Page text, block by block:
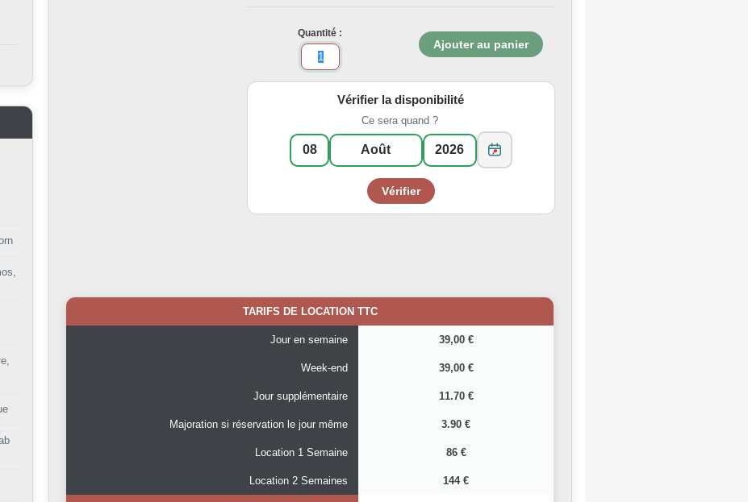
Quantité :
Vérifier la disponibilité
Ce sera quand ?
TARIFS DE LOCATION TTC
Jour en semaine 39,00 €
Week-end 39,00 €
Jour supplémentaire 11.70 €
Majoration si réservation le jour même 3.90 €
Location 1 Semaine 86 €
Location 2 Semaines 144 €